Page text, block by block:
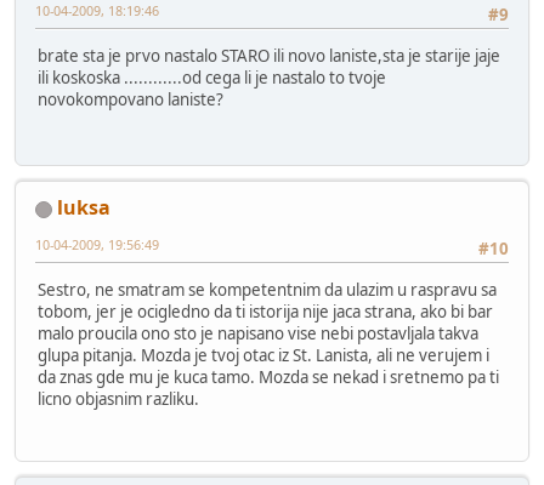
#9
10-04-2009, 18:19:46
brate sta je prvo nastalo STARO ili novo laniste,sta je starije jaje
ili koskoska ............od cega li je nastalo to tvoje
novokompovano laniste?
luksa
#10
10-04-2009, 19:56:49
Sestro, ne smatram se kompetentnim da ulazim u raspravu sa
tobom, jer je ocigledno da ti istorija nije jaca strana, ako bi bar
malo proucila ono sto je napisano vise nebi postavljala takva
glupa pitanja. Mozda je tvoj otac iz St. Lanista, ali ne verujem i
da znas gde mu je kuca tamo. Mozda se nekad i sretnemo pa ti
licno objasnim razliku.